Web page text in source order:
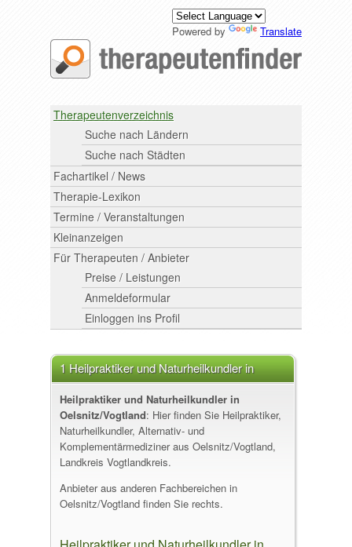
Powered by Translate
Therapeutenverzeichnis
Suche nach Ländern
Suche nach Städten
Fachartikel / News
Therapie-Lexikon
Termine / Veranstaltungen
Kleinanzeigen
Für Therapeuten / Anbieter
Preise / Leistungen
Anmeldeformular
Einloggen ins Profil
1 Heilpraktiker und Naturheilkundler in
Oelsnitz/Vogtland
Heilpraktiker und Naturheilkundler in
Oelsnitz/Vogtland: Hier finden Sie Heilpraktiker,
Naturheilkundler, Alternativ- und
Komplementärmediziner aus Oelsnitz/Vogtland,
Landkreis Vogtlandkreis.
Anbieter aus anderen Fachbereichen in
Oelsnitz/Vogtland finden Sie rechts.